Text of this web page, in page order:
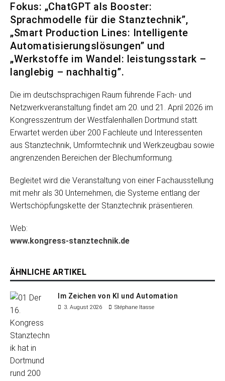
Fokus: „ChatGPT als Booster:
Sprachmodelle für die Stanztechnik”,
„Smart Production Lines: Intelligente
Automatisierungslösungen” und
„Werkstoffe im Wandel: leistungsstark –
langlebig – nachhaltig”.
Die im deutschsprachigen Raum führende Fach- und
Netzwerkveranstaltung findet am 20. und 21. April 2026 im
Kongresszentrum der Westfalenhallen Dortmund statt.
Erwartet werden über 200 Fachleute und Interessenten
aus Stanztechnik, Umformtechnik und Werkzeugbau sowie
angrenzenden Bereichen der Blechumformung.
Begleitet wird die Veranstaltung von einer Fachausstellung
mit mehr als 30 Unternehmen, die Systeme entlang der
Wertschöpfungskette der Stanztechnik präsentieren.
Web:
www.kongress-stanztechnik.de
ÄHNLICHE ARTIKEL
Im Zeichen von KI und Automation
3. August 2026 Stéphane Itasse